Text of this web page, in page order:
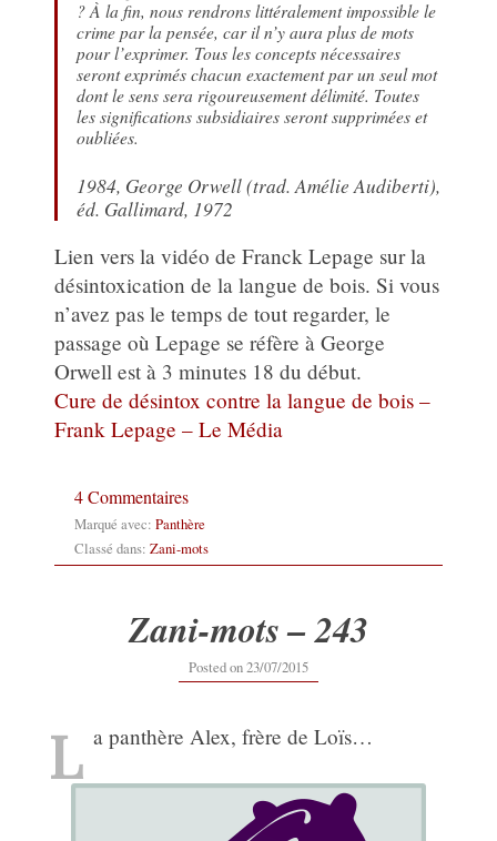
? À la fin, nous rendrons littéralement impossible le
crime par la pensée, car il n’y aura plus de mots
pour l’exprimer. Tous les concepts nécessaires
seront exprimés chacun exactement par un seul mot
dont le sens sera rigoureusement délimité. Toutes
les significations subsidiaires seront supprimées et
oubliées.
1984, George Orwell (trad. Amélie Audiberti),
éd. Gallimard, 1972
Lien vers la vidéo de Franck Lepage sur la
désintoxication de la langue de bois. Si vous
n’avez pas le temps de tout regarder, le
passage où Lepage se réfère à George
Orwell est à 3 minutes 18 du début.
Cure de désintox contre la langue de bois –
Frank Lepage – Le Média
4 Commentaires
Marqué avec: Panthère
Classé dans: Zani-mots
Zani-mots – 243
Posted on23/07/201512/09/2019
L a panthère Alex, frère de Loïs…